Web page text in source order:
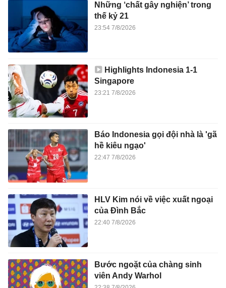
Những ‘chất gây nghiện’ trong
thế kỷ 21
23:54 7/8/2026
Highlights Indonesia 1-1
Singapore
23:21 7/8/2026
Báo Indonesia gọi đội nhà là 'gã
hề kiêu ngạo'
22:47 7/8/2026
HLV Kim nói về việc xuất ngoại
của Đình Bắc
22:40 7/8/2026
Bước ngoặt của chàng sinh
viên Andy Warhol